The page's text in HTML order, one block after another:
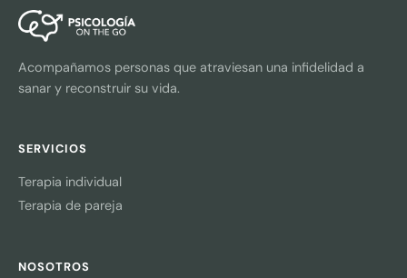
Acompañamos personas que atraviesan una infidelidad a
sanar y reconstruir su vida.
SERVICIOS
Terapia individual
Terapia de pareja
NOSOTROS